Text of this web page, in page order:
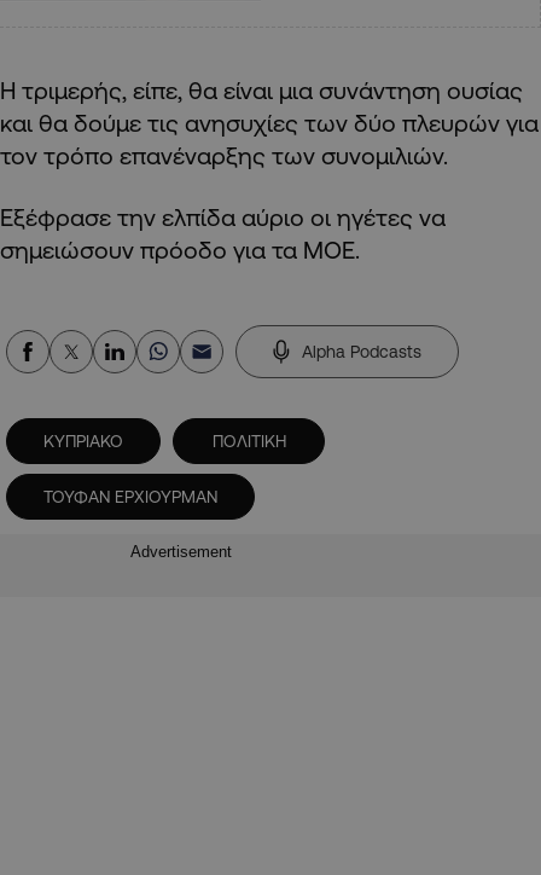
Η τριμερής, είπε, θα είναι μια συνάντηση ουσίας
και θα δούμε τις ανησυχίες των δύο πλευρών για
τον τρόπο επανέναρξης των συνομιλιών.
Εξέφρασε την ελπίδα αύριο οι ηγέτες να
σημειώσουν πρόοδο για τα ΜΟΕ.
Alpha Podcasts
ΚΥΠΡΙΑΚΟ ΠΟΛΙΤΙΚΗ
ΤΟΥΦΑΝ ΕΡΧΙΟΥΡΜΑΝ
Advertisement